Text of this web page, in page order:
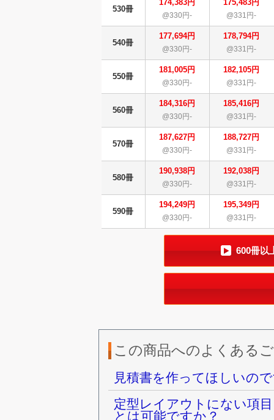
530冊
174,383円
@330円-
175,483円
@331円-
540冊
177,694円
@330円-
178,794円
@331円-
550冊
181,005円
@330円-
182,105円
@331円-
560冊
184,316円
@330円-
185,416円
@331円-
570冊
187,627円
@330円-
188,727円
@331円-
580冊
190,938円
@330円-
192,038円
@331円-
590冊
194,249円
@330円-
195,349円
@331円-
600冊以
この商品へのよくある
見積書を作ってほしいの
定型レイアウトにない項
とは可能ですか？